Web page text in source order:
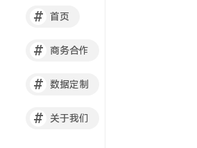
# 首页
# 商务合作
# 数据定制
# 关于我们